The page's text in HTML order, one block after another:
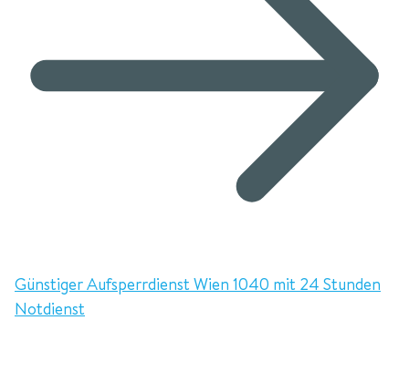
Günstiger Aufsperrdienst Wien 1040 mit 24 Stunden
Notdienst